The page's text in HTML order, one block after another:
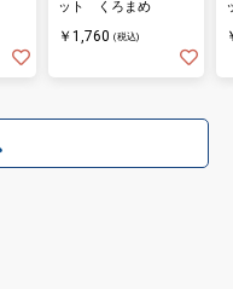
ット くろまめ
￥1,760 (税込)